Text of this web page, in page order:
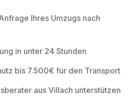
Ihres Umzugs nach
in unter 24 Stunden
bis 7.500€ für den Transport
aus Villach unterstützen